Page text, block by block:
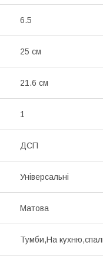
6.5
25 см
21.6 см
1
ДСП
Універсальні
Матова
Тумби,На